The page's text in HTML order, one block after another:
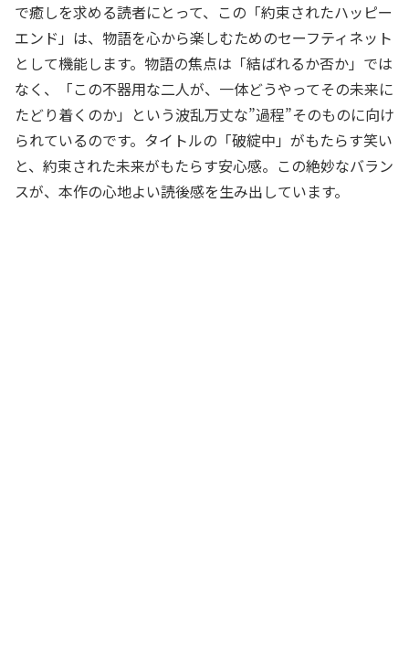
で癒しを求める読者にとって、この「約束されたハッピー
エンド」は、物語を心から楽しむためのセーフティネット
として機能します。物語の焦点は「結ばれるか否か」では
なく、「この不器用な二人が、一体どうやってその未来に
たどり着くのか」という波乱万丈な”過程”そのものに向け
られているのです。タイトルの「破綻中」がもたらす笑い
と、約束された未来がもたらす安心感。この絶妙なバラン
スが、本作の心地よい読後感を生み出しています。